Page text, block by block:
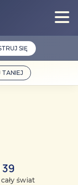
SIĘ
świat